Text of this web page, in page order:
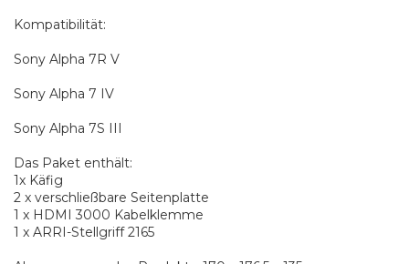
Kompatibilität:
Sony Alpha 7R V
Sony Alpha 7 IV
Sony Alpha 7S III
Das Paket enthält:
1x Käfig
2 x verschließbare Seitenplatte
1 x HDMI 3000 Kabelklemme
1 x ARRI-Stellgriff 2165